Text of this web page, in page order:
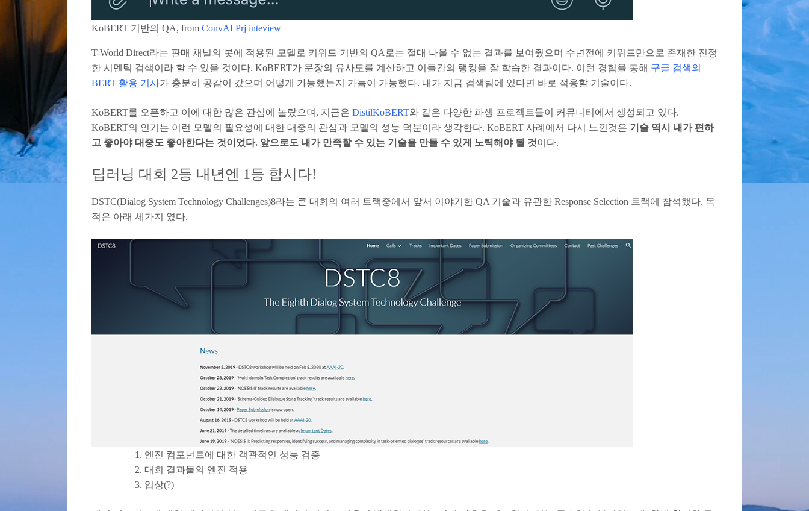
KoBERT 기반의 QA, from ConvAI Prj inteview
T-World Direct라는 판매 채널의 봇에 적용된 모델로 키워드 기반의 QA로는 절대 나올 수 없는 결과를 보여줬으며 수년전에 키워드만으로 존재한 진정
한 시멘틱 검색이라 할 수 있을 것이다. KoBERT가 문장의 유사도를 계산하고 이들간의 랭킹을 잘 학습한 결과이다. 이런 경험을 통해 구글 검색의
BERT 활용 기사가 충분히 공감이 갔으며 어떻게 가능했는지 가늠이 가능했다. 내가 지금 검색팀에 있다면 바로 적용할 기술이다.
KoBERT를 오픈하고 이에 대한 많은 관심에 놀랐으며, 지금은 DistilKoBERT와 같은 다양한 파생 프로젝트들이 커뮤니티에서 생성되고 있다.
KoBERT의 인기는 이런 모델의 필요성에 대한 대중의 관심과 모델의 성능 덕분이라 생각한다. KoBERT 사례에서 다시 느낀것은 기술 역시 내가 편하
고 좋아야 대중도 좋아한다는 것이었다. 앞으로도 내가 만족할 수 있는 기술을 만들 수 있게 노력해야 될 것이다.
딥러닝 대회 2등 내년엔 1등 합시다!
DSTC(Dialog System Technology Challenges)8라는 큰 대회의 여러 트랙중에서 앞서 이야기한 QA 기술과 유관한 Response Selection 트랙에 참석했다. 목
적은 아래 세가지 였다.
엔진 컴포넌트에 대한 객관적인 성능 검증
대회 결과물의 엔진 적용
입상(?)